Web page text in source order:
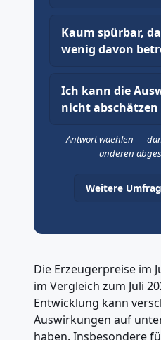
Kaum spürbar,
wenig davon
Ich kann die
nicht abschätzen
Antwort waehlen — danach siehst du, wie die
anderen
Weitere
Die Erzeugerpreise im
im Vergleich zum Juli
Entwicklung kann
Auswirkungen auf
haben. Insbesondere